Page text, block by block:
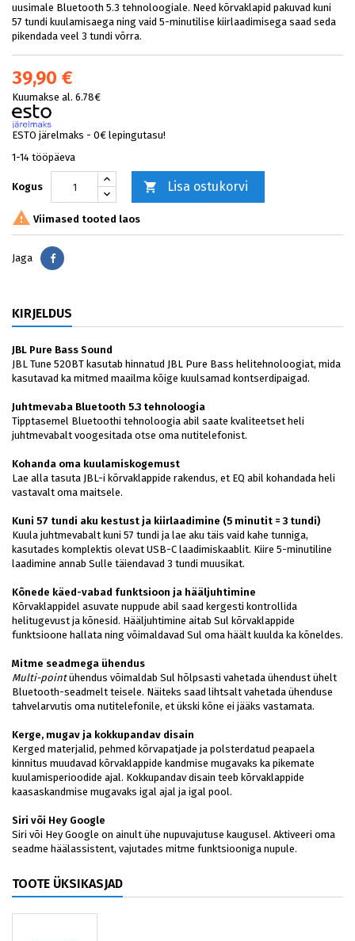
uusimale Bluetooth 5.3 tehnoloogiale. Need kõrvaklapid pakuvad kuni
57 tundi kuulamisaega ning vaid 5-minutilise kiirlaadimisega saad seda
pikendada veel 3 tundi võrra.
39,90 €
Kuumakse al. 6.78€
ESTO järelmaks - 0€ lepingutasu!
1-14 tööpäeva
Kogus  Lisa ostukorvi
 Viimased tooted laos
Jaga Jaga
KIRJELDUS
JBL Pure Bass Sound
JBL Tune 520BT kasutab hinnatud JBL Pure Bass helitehnoloogiat, mida
kasutavad ka mitmed maailma kõige kuulsamad kontserdipaigad.
Juhtmevaba Bluetooth 5.3 tehnoloogia
Tipptasemel Bluetoothi tehnoloogia abil saate kvaliteetset heli
juhtmevabalt voogesitada otse oma nutitelefonist.
Kohanda oma kuulamiskogemust
Lae alla tasuta JBL-i kõrvaklappide rakendus, et EQ abil kohandada heli
vastavalt oma maitsele.
Kuni 57 tundi aku kestust ja kiirlaadimine (5 minutit = 3 tundi)
Kuula juhtmevabalt kuni 57 tundi ja lae aku täis vaid kahe tunniga,
kasutades komplektis olevat USB-C laadimiskaablit. Kiire 5-minutiline
laadimine annab Sulle täiendavad 3 tundi muusikat.
Kõnede käed-vabad funktsioon ja hääljuhtimine
Kõrvaklappidel asuvate nuppude abil saad kergesti kontrollida
helitugevust ja kõnesid. Hääljuhtimine aitab Sul kõrvaklappide
funktsioone hallata ning võimaldavad Sul oma häält kuulda ka kõneldes.
Mitme seadmega ühendus
Multi-pointühendus võimaldab Sul hõlpsasti vahetada ühendust ühelt
Bluetooth-seadmelt teisele. Näiteks saad lihtsalt vahetada ühenduse
tahvelarvutis oma nutitelefonile, et ükski kõne ei jääks vastamata.
Kerge, mugav ja kokkupandav disain
Kerged materjalid, pehmed kõrvapatjade ja polsterdatud peapaela
kinnitus muudavad kõrvaklappide kandmise mugavaks ka pikemate
kuulamisperioodide ajal. Kokkupandav disain teeb kõrvaklappide
kaasaskandmise mugavaks igal ajal ja igal pool.
Siri või Hey Google
Siri või Hey Google on ainult ühe nupuvajutuse kaugusel. Aktiveeri oma
seadme häälassistent, vajutades mitme funktsiooniga nupule.
TOOTE ÜKSIKASJAD